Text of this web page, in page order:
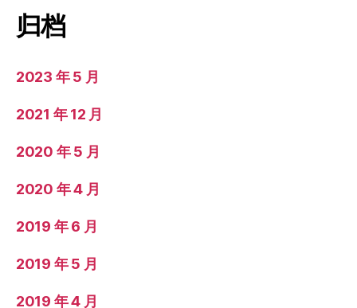
归档
2023 年 5 月
2021 年 12 月
2020 年 5 月
2020 年 4 月
2019 年 6 月
2019 年 5 月
2019 年 4 月